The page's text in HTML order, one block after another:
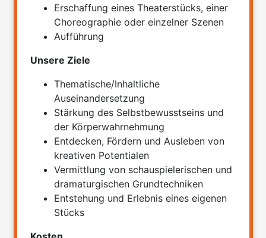
Erschaffung eines Theaterstücks, einer
Choreographie oder einzelner Szenen
Aufführung
Unsere Ziele
Thematische/Inhaltliche
Auseinandersetzung
Stärkung des Selbstbewusstseins und
der Körperwahrnehmung
Entdecken, Fördern und Ausleben von
kreativen Potentialen
Vermittlung von schauspielerischen und
dramaturgischen Grundtechniken
Entstehung und Erlebnis eines eigenen
Stücks